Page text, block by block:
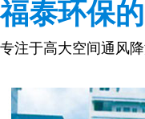
福泰环保
专注于高大空间通风